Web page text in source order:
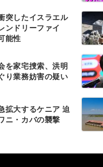
突したイスラエル
ンドリーファイ
能性
を家宅捜索、洪明
り業務妨害の疑い
拡大するケニア 迫
ニ・カバの襲撃